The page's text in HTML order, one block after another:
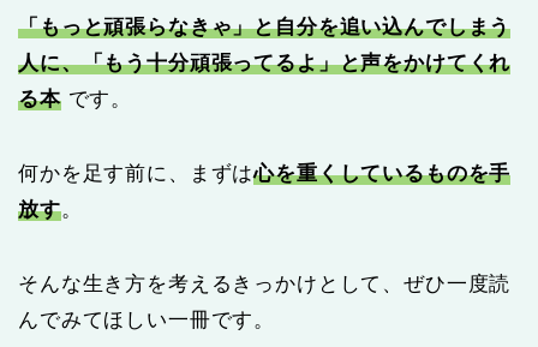
「もっと頑張らなきゃ」と自分を追い込んでしまう
人に、「もう十分頑張ってるよ」と声をかけてくれ
る本です。
何かを足す前に、まずは心を重くしているものを手
放す。
そんな生き方を考えるきっかけとして、ぜひ一度読
んでみてほしい一冊です。